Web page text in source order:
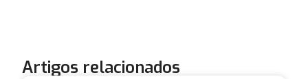
Artigos relacionados